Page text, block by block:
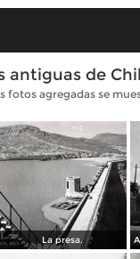
antiguas de
fotos agregadas se
La presa.